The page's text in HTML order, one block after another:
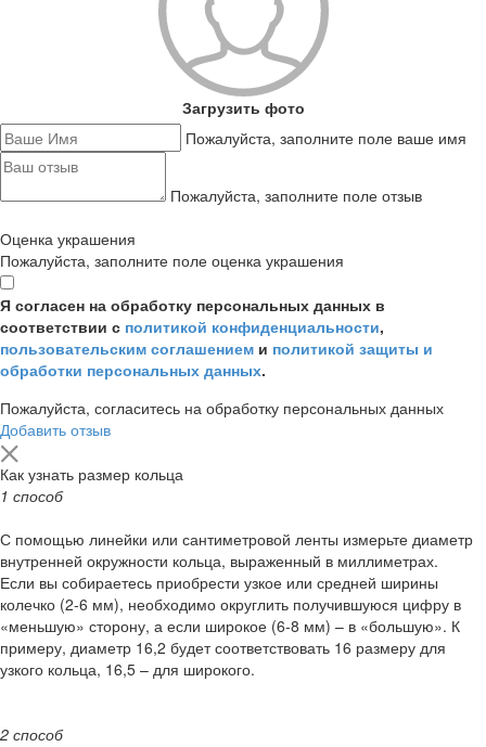
Загрузить фото
Пожалуйста, заполните поле ваше имя
Пожалуйста, заполните поле отзыв
Оценка украшения
Пожалуйста, заполните поле оценка украшения
Я согласен на обработку персональных данных в
соответствии с политикой конфиденциальности,
пользовательским соглашением и политикой защиты и
обработки персональных данных.
Пожалуйста, согласитесь на обработку персональных данных
Добавить отзыв
Как узнать размер кольца
1 способ
С помощью линейки или сантиметровой ленты измерьте диаметр
внутренней окружности кольца, выраженный в миллиметрах.
Если вы собираетесь приобрести узкое или средней ширины
колечко (2-6 мм), необходимо округлить получившуюся цифру в
«меньшую» сторону, а если широкое (6-8 мм) – в «большую». К
примеру, диаметр 16,2 будет соответствовать 16 размеру для
узкого кольца, 16,5 – для широкого.
2 способ